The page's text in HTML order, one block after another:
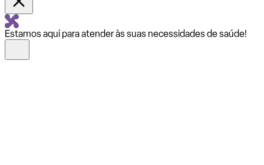
Estamos aqui para atender às suas necessidades de saúde!